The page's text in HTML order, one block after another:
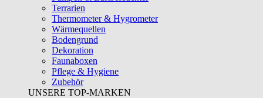
Terrarien
Thermometer & Hygrometer
Wärmequellen
Bodengrund
Dekoration
Faunaboxen
Pflege & Hygiene
Zubehör
UNSERE TOP-MARKEN